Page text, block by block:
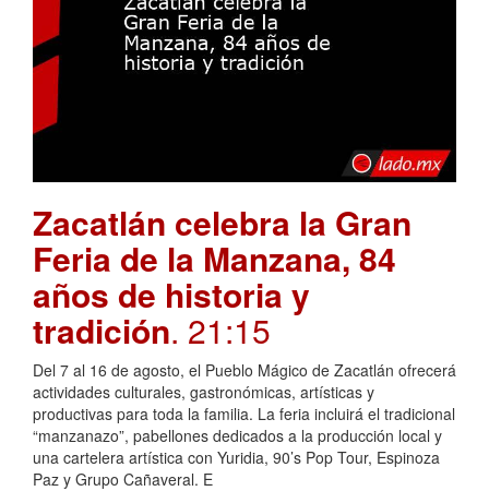
Zacatlán celebra la Gran
Feria de la Manzana, 84
años de historia y
tradición. 21:15
Del 7 al 16 de agosto, el Pueblo Mágico de Zacatlán ofrecerá
actividades culturales, gastronómicas, artísticas y
productivas para toda la familia. La feria incluirá el tradicional
“manzanazo”, pabellones dedicados a la producción local y
una cartelera artística con Yuridia, 90’s Pop Tour, Espinoza
Paz y Grupo Cañaveral. E